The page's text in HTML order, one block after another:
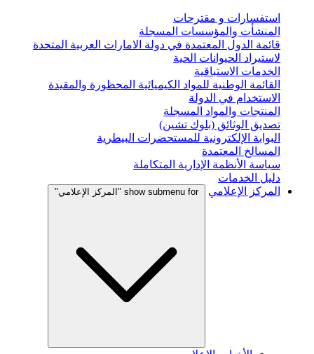
استفسارات و مقترحات
المنشأت والمؤسسات المسجلة
قائمة الدول المعتمدة في دولة الامارات العربية المتحدة
لاستيراد الحيوانات الحية
الخدمات الاستباقية
القائمة الوطنية للمواد الكيميائية المحظورة والمقيدة
الاستخدام في الدولة
المنتجات والمواد المسجلة
تصديق الوثائق (بلوك تشين)
البوابة الإلكترونية للمستحضرات البيطرية
المسالخ المعتمدة
سياسة الأنظمة الإدارية المتكاملة
دليل الخدمات
المركز الإعلامي
show submenu for "المركز الإعلامي"